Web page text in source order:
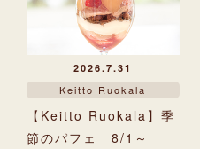
2026.7.31
Keitto Ruokala
【Keitto Ruokala】季
節のパフェ 8/1～